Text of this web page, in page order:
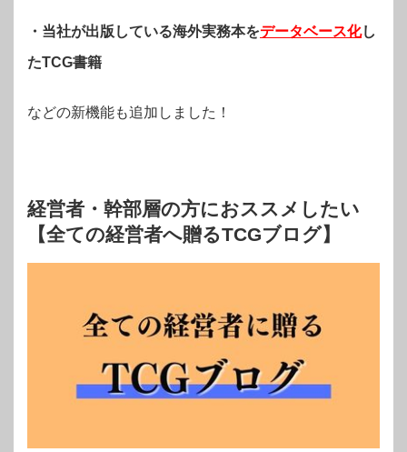
・当社が出版している海外実務本をデータベース化し
たTCG書籍
などの新機能も追加しました！
経営者・幹部層の方におススメしたい
【全ての経営者へ贈るTCGブログ】